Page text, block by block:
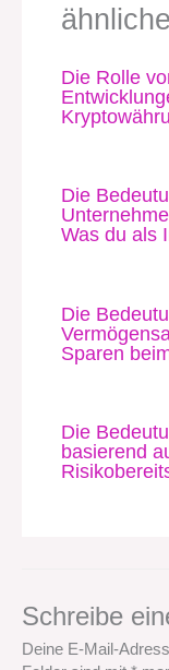
Die Rolle
Die
Was du als
Die
Sparen
Die
basierend
Schreibe
Deine E-Mail-